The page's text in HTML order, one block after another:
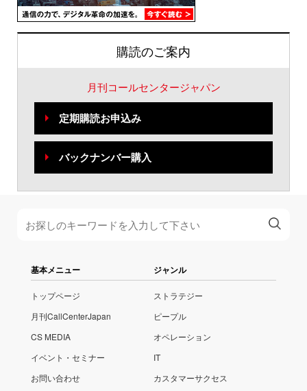
購読のご案内
月刊コールセンタージャパン
定期購読お申込み
バックナンバー購入
基本メニュー
トップページ
月刊CallCenterJapan
CS MEDIA
イベント・セミナー
お問い合わせ
ジャンル
ストラテジー
ピープル
オペレーション
IT
カスタマーサクセス